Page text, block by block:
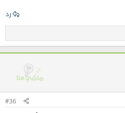
رد
#36